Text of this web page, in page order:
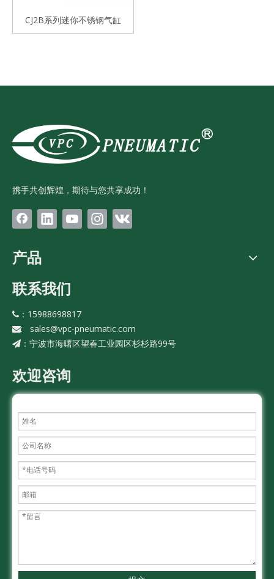
CJ2B系列迷你不锈钢气缸
携手共创辉煌，期待与您共享成功！
产品
联系我们
 ：15988698817
: sales@vpc-pneumatic.com
： 宁波市海曙区望春工业园区杉杉路99号
欢迎咨询